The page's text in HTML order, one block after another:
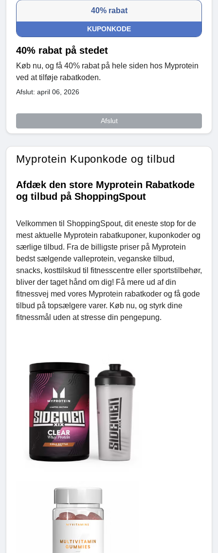
40% rabat
KUPONKODE
40% rabat på stedet
Køb nu, og få 40% rabat på hele siden hos Myprotein
ved at tilføje rabatkoden.
Afslut: april 06, 2026
Afslut
Myprotein Kuponkode og tilbud
Afdæk den store Myprotein Rabatkode
og tilbud på ShoppingSpout
Velkommen til ShoppingSpout, dit eneste stop for de
mest aktuelle Myprotein rabatkuponer, kuponkoder og
særlige tilbud. Fra de billigste priser på Myprotein
bedst sælgende valleprotein, veganske tilbud,
snacks, kosttilskud til fitnesscentre eller sportstilbehør,
bliver der taget hånd om dig! Få mere ud af din
fitnessvej med vores Myprotein rabatkoder og få gode
tilbud på topsælgere varer. Køb nu, og styrk dine
fitnessmål uden at stresse din pengepung.